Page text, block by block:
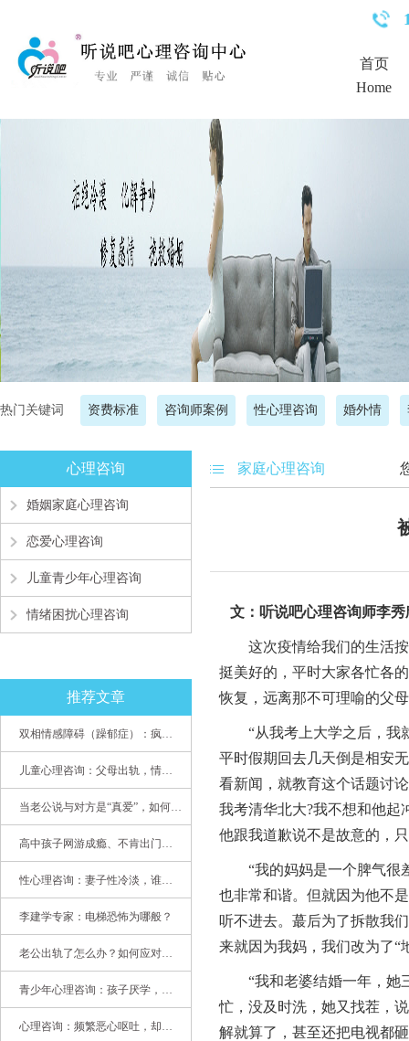
首页
Home
热门关键词 资费标准 咨询师案例 性心理咨询 婚外情
心理咨询
婚姻家庭心理咨询
恋爱心理咨询
儿童青少年心理咨询
情绪困扰心理咨询
推荐文章
双相情感障碍（躁郁症）：疯子如何走向天才
儿童心理咨询：父母出轨，情感混乱孩子内心的隐秘
当老公说与对方是“真爱”，如何挽救婚姻？(始篇)
高中孩子网游成瘾、不肯出门，家长该怎么办？
性心理咨询：妻子性冷淡，谁之过
李建学专家：电梯恐怖为哪般？
老公出轨了怎么办？如何应对老公出轨？——婚姻心理专家为您支招
青少年心理咨询：孩子厌学，整天沉迷手机，网络成瘾，怎么办?
心理咨询：频繁恶心呕吐，却无身体异常
家庭心理咨询
文：听说吧心理咨询师李秀
这次疫情给我们的生活按
挺美好的，平时大家各忙各
恢复，远离那不可理喻的父
“从我考上大学之后，我就
平时假期回去几天倒是相安
看新闻，就教育这个话题讨
我考清华北大?我不想和他起
他跟我道歉说不是故意的，
“我的妈妈是一个脾气很差
也非常和谐。但就因为他不
听不进去。蕞后为了拆散我
来就因为我妈，我们改为了“
“我和老婆结婚一年，她三
忙，没及时洗，她又找茬，
解就算了，甚至还把电视都